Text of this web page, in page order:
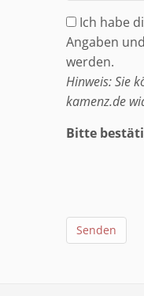
Ich habe
Angaben
werden.
Hinweis: Sie
kamenz.de
Bitte
Senden